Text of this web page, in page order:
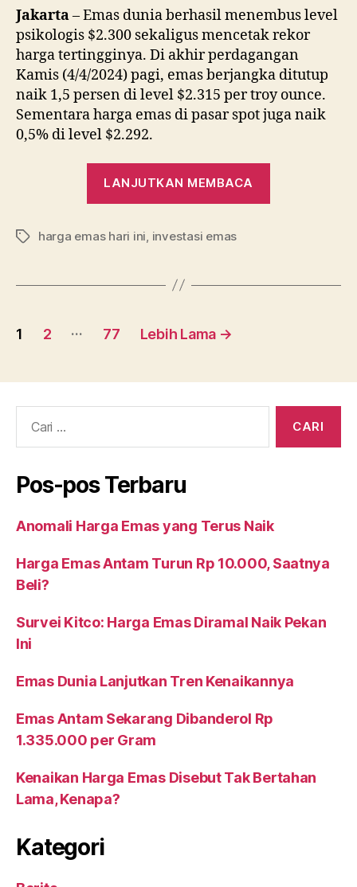
Jakarta– Emas dunia berhasil menembus level
psikologis $2.300 sekaligus mencetak rekor
harga tertingginya. Di akhir perdagangan
Kamis (4/4/2024) pagi, emas berjangka ditutup
naik 1,5 persen di level $2.315 per troy ounce.
Sementara harga emas di pasar spot juga naik
0,5% di level $2.292.
LANJUTKAN MEMBACA
Tag harga emas hari ini investasi emas
Navigasi
1 2 … 77 Lebih Lama →
Pos-pos Terbaru
Anomali Harga Emas yang Terus Naik
Harga Emas Antam Turun Rp 10.000, Saatnya
Beli?
Survei Kitco: Harga Emas Diramal Naik Pekan
Ini
Emas Dunia Lanjutkan Tren Kenaikannya
Emas Antam Sekarang Dibanderol Rp
1.335.000 per Gram
Kenaikan Harga Emas Disebut Tak Bertahan
Lama, Kenapa?
Kategori